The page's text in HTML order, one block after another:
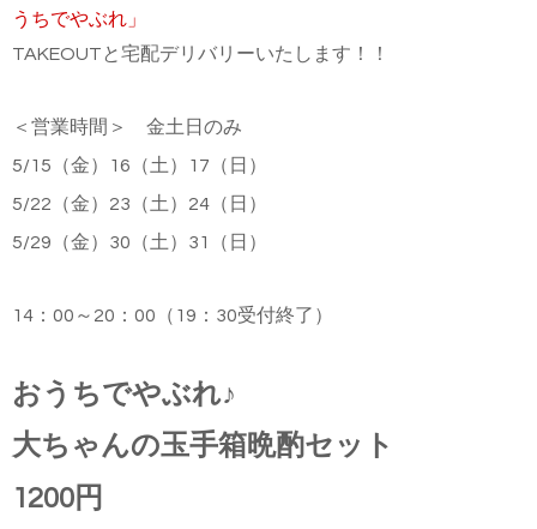
うちでやぶれ」
TAKEOUTと宅配デリバリーいたします！！
＜営業時間＞ 金土日のみ
5/15（金）16（土）17（日）
5/22 （金） 23 （土） 24 （日）
5/29 （金） 30 （土） 31 （日）
14：00～20：00（19：30受付終了）
おうちでやぶれ♪
大ちゃんの玉手箱晩酌セット
1200円